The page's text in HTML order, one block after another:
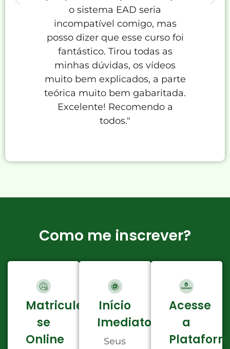
o sistema EAD seria
incompatível comigo, mas
posso dizer que esse curso foi
fantástico. Tirou todas as
minhas dúvidas, os vídeos
muito bem explicados, a parte
teórica muito bem gabaritada.
Excelente! Recomendo a
todos."
Como me inscrever?
Matricule-
se
Online
Início
Imediato
Seus
Acesse
a